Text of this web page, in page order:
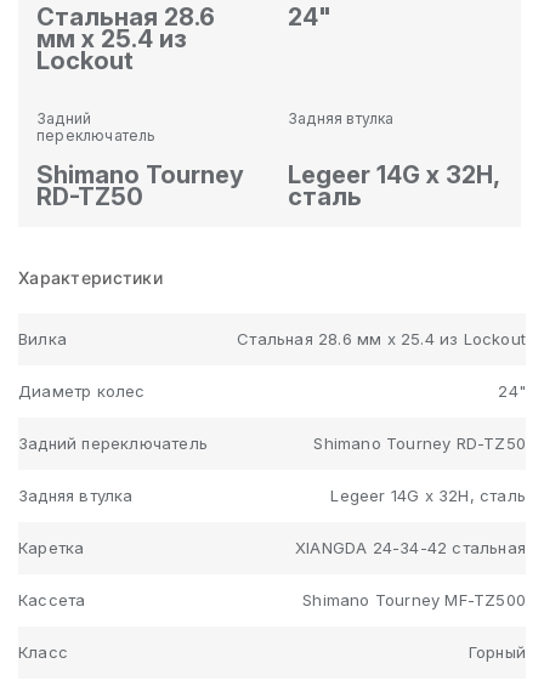
Стальная 28.6
мм x 25.4 из
Lockout
24"
Задний
переключатель
Shimano Tourney
RD-TZ50
Задняя втулка
Legeer 14G x 32H,
сталь
Характеристики
Вилка Стальная 28.6 мм x 25.4 из Lockout
Диаметр колес 24"
Задний переключатель Shimano Tourney RD-TZ50
Задняя втулка Legeer 14G x 32H, сталь
Каретка XIANGDA 24-34-42 стальная
Кассета Shimano Tourney MF-TZ500
Класс Горный